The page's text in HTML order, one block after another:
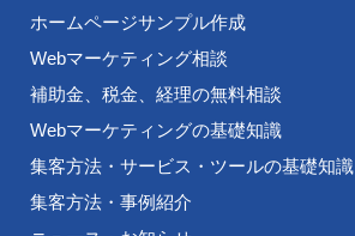
ホームページサンプル作成
Webマーケティング相談
補助金、税金、経理の無料相談
Webマーケティングの基礎知識
集客方法・サービス・ツールの基礎知識
集客方法・事例紹介